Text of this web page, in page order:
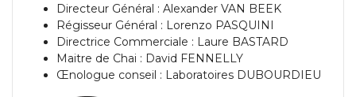
Directeur Général : Alexander VAN BEEK
Régisseur Général : Lorenzo PASQUINI
Directrice Commerciale : Laure BASTARD
Maitre de Chai : David FENNELLY
Œnologue conseil : Laboratoires DUBOURDIEU